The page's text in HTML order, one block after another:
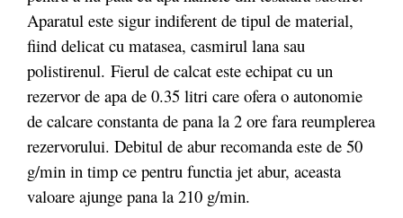
Aparatul este sigur indiferent de tipul de material,
fiind delicat cu matasea, casmirul lana sau
polistirenul. Fierul de calcat este echipat cu un
rezervor de apa de 0.35 litri care ofera o autonomie
de calcare constanta de pana la 2 ore fara reumplerea
rezervorului. Debitul de abur recomanda este de 50
g/min in timp ce pentru functia jet abur, aceasta
valoare ajunge pana la 210 g/min.